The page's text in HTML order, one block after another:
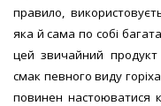
правило,
яка й сама по собі
цей звичайний продукт
смак певного виду
повинен настоюватися